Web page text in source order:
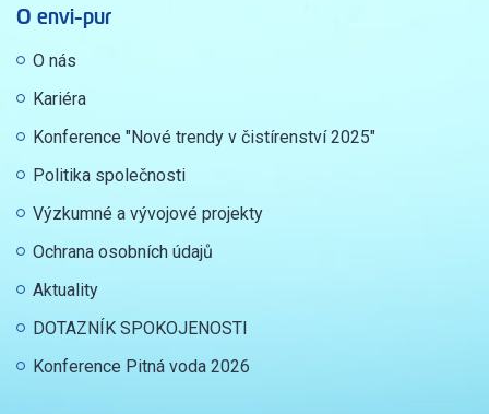
O envi-pur
O nás
Kariéra
Konference "Nové trendy v čistírenství 2025"
Politika společnosti
Výzkumné a vývojové projekty
Ochrana osobních údajů
Aktuality
DOTAZNÍK SPOKOJENOSTI
Konference Pitná voda 2026